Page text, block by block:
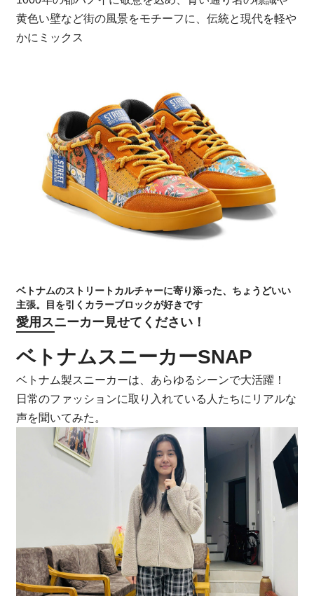
黄色い壁など街の風景をモチーフに、伝統と現代を軽や
かにミックス
ベトナムのストリートカルチャーに寄り添った、ちょうどいい
主張。目を引くカラーブロックが好きです
愛用スニーカー見せてください！
ベトナムスニーカーSNAP
ベトナム製スニーカーは、あらゆるシーンで大活躍！
日常のファッションに取り入れている人たちにリアルな
声を聞いてみた。